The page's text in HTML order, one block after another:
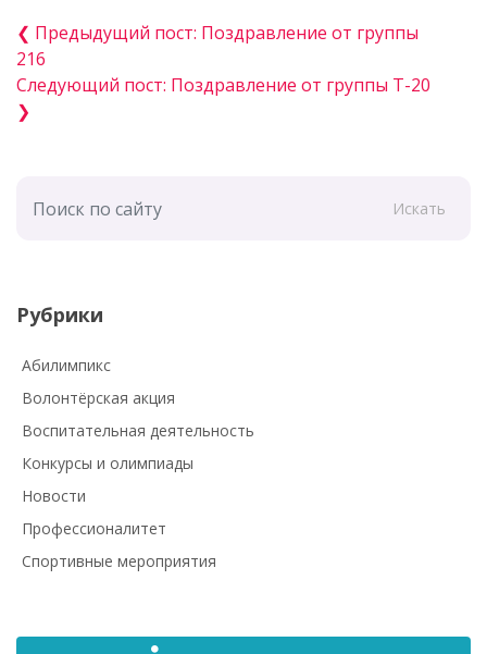
❮ Предыдущий пост: Поздравление от группы
216
Следующий пост: Поздравление от группы Т-20
❯
Искать
Рубрики
Абилимпикс
Волонтёрская акция
Воспитательная деятельность
Конкурсы и олимпиады
Новости
Профессионалитет
Спортивные мероприятия